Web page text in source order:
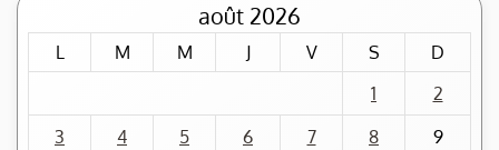
août 2026
L M M J V S
D
1
2
3
4 5 6 7 8
9